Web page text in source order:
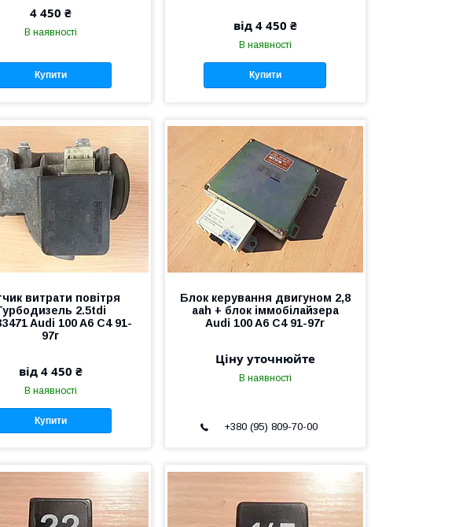
4 450 ₴
В наявності
Купити
від 4 450 ₴
В наявності
Купити
витрати повітря
2.5tdi
Audi 100 A6 C4 91-
97г
від 4 450 ₴
В наявності
Купити
Блок керування двигуном 2,8
aah + блок іммобілайзера
Audi 100 A6 C4 91-97г
Ціну уточнюйте
В наявності
+380 (95) 809-70-00